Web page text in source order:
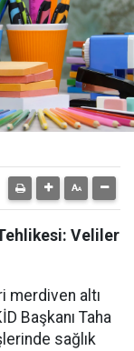
Veliler
merdiven altı
Başkanı Taha
sağlık